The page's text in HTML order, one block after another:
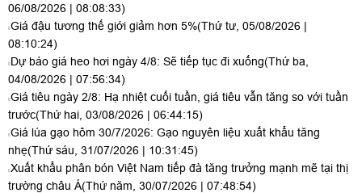
06/08/2026 | 08:08:33)
Giá đậu tương thế giới giảm hơn 5%(Thứ tư, 05/08/2026 |
08:10:24)
Dự báo giá heo hơi ngày 4/8: Sẽ tiếp tục đi xuống(Thứ ba,
04/08/2026 | 07:56:34)
Giá tiêu ngày 2/8: Hạ nhiệt cuối tuần, giá tiêu vẫn tăng so với tuần
trước(Thứ hai, 03/08/2026 | 06:44:15)
Giá lúa gạo hôm 30/7/2026: Gạo nguyên liệu xuất khẩu tăng
nhẹ(Thứ sáu, 31/07/2026 | 10:31:45)
Xuất khẩu phân bón Việt Nam tiếp đà tăng trưởng mạnh mẽ tại thị
trường châu Á(Thứ năm, 30/07/2026 | 07:48:54)